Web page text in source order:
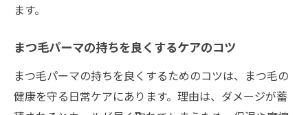
ます。
まつ毛パーマの持ちを良くするケアのコツ
まつ毛パーマの持ちを良くするためのコツは、まつ毛の
健康を守る日常ケアにあります。理由は、ダメージが蓄